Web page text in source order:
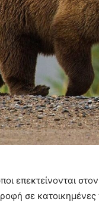
επεκτείνονται
σε κατοικημένες